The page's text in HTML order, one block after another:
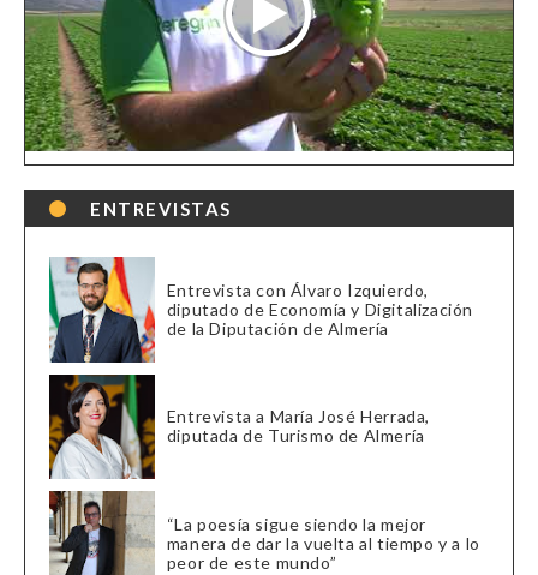
ENTREVISTAS
Entrevista con Álvaro Izquierdo,
diputado de Economía y Digitalización
de la Diputación de Almería
Entrevista a María José Herrada,
diputada de Turismo de Almería
“La poesía sigue siendo la mejor
manera de dar la vuelta al tiempo y a lo
peor de este mundo”